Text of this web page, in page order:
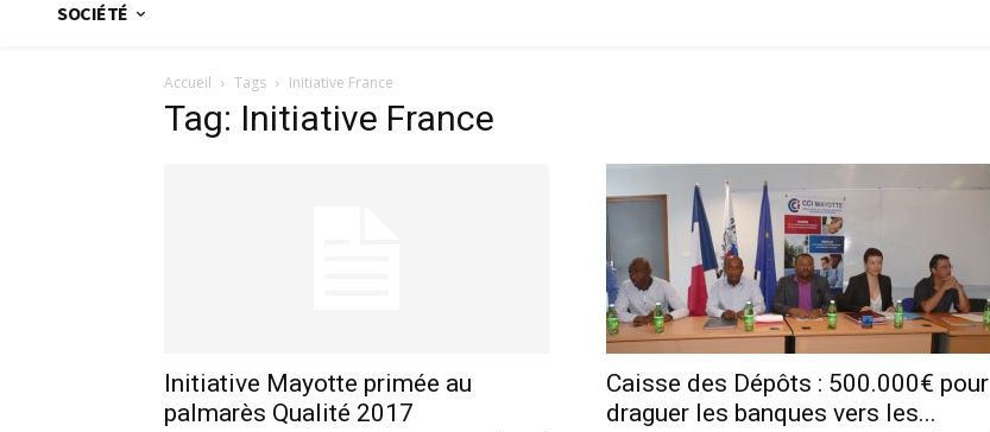
SOCIÉTÉ
Accueil Tags Initiative France
Tag: Initiative France
Initiative Mayotte primée au
palmarès Qualité 2017
Caisse des Dépôts : 500.000€ pour
draguer les banques vers les...